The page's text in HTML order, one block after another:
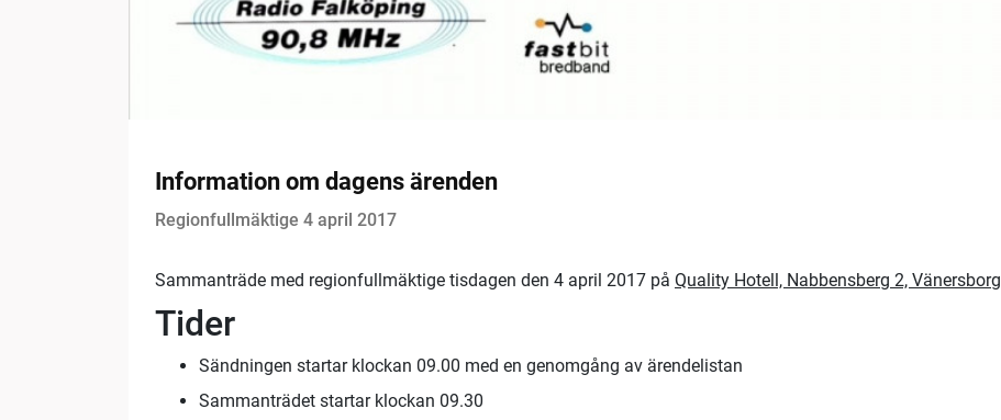
Information om dagens ärenden
Regionfullmäktige 4 april 2017
Sammanträde med regionfullmäktige tisdagen den 4 april 2017 på Quality Hotell, Nabbensberg 2, Vänersborg
Tider
Sändningen startar klockan 09.00 med en genomgång av ärendelistan
Sammanträdet startar klockan 09.30